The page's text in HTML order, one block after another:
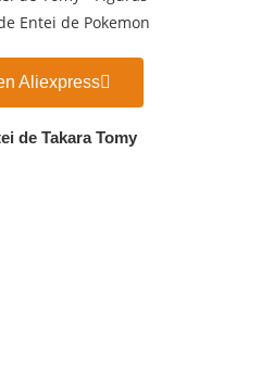
Aliexpress
de Takara Tomy